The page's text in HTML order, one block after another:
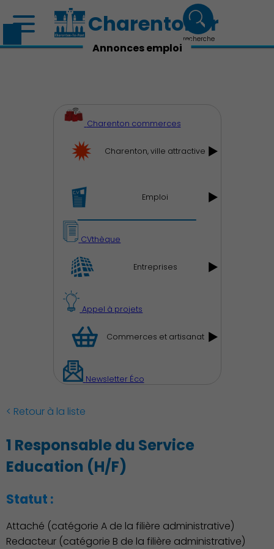
Découvrir Charenton
Charenton.fr
recherche
Annonces emploi
Charenton commerces
Charenton, ville attractive
Emploi
CVthèque
Entreprises
Appel à projets
Commerces et artisanat
Newsletter Éco
< Retour à la liste
1 Responsable du Service
Education (H/F)
Statut :
Attaché (catégorie A de la filière administrative)
Redacteur (catégorie B de la filière administrative)